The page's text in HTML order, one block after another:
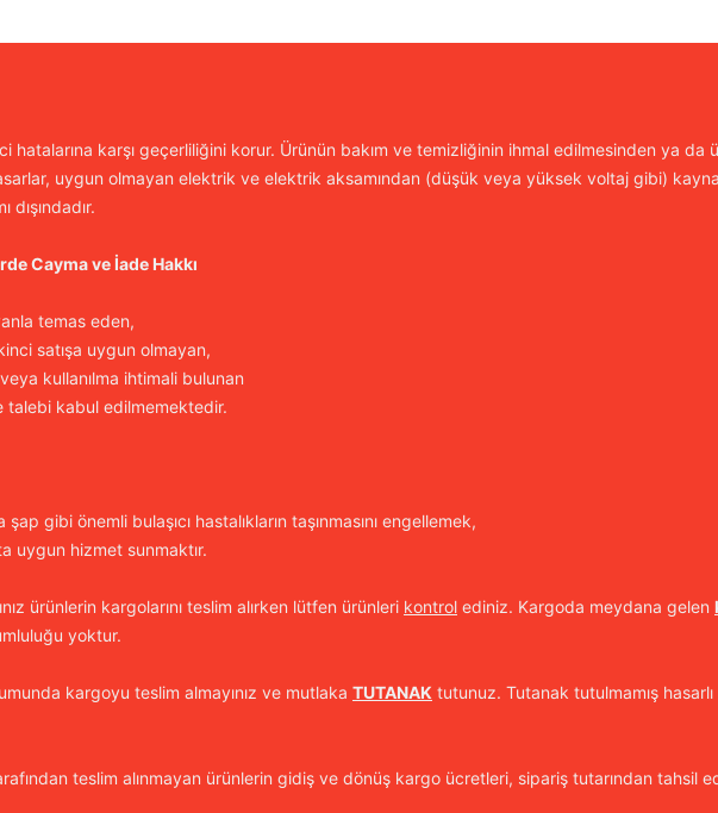
hatalarına karşı geçerliliğini korur. Ürünün bakım ve temizliğinin ihmal edilmesinden ya da
uygun olmayan elektrik ve elektrik aksamından (düşük veya yüksek voltaj gibi)
Cayma ve İade Hakkı
temas eden,
satışa uygun olmayan,
kullanılma ihtimali bulunan
talebi kabul edilmemektedir.
gibi önemli bulaşıcı hastalıkların taşınmasını engellemek,
uygun hizmet sunmaktır.
ürünlerin kargolarını teslim alırken lütfen ürünleri kontrol ediniz. Kargoda meydana gelen
yoktur.
kargoyu teslim almayınız ve mutlaka TUTANAK tutunuz. Tutanak tutulmamış
teslim alınmayan ürünlerin gidiş ve dönüş kargo ücretleri, sipariş tutarından tahsil